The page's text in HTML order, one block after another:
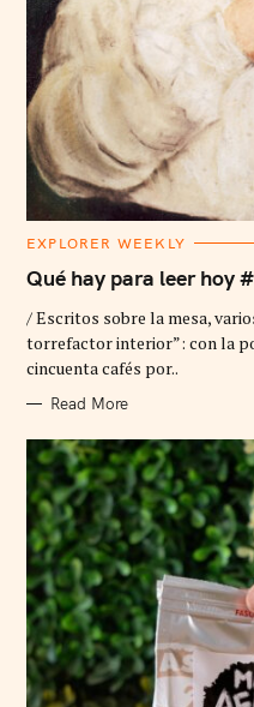
C
T
E
O
R
I
E
EXPLORER WEEKLY
Qué hay para leer hoy
/ Escritos sobre la mesa,
torrefactor interior”: con la
cincuenta cafés por..
Read More